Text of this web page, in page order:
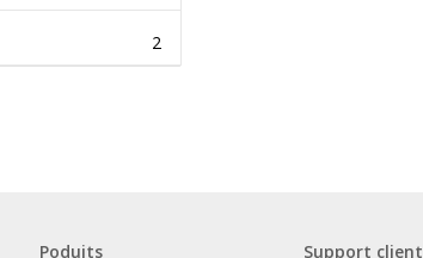
2
Poduits Support client